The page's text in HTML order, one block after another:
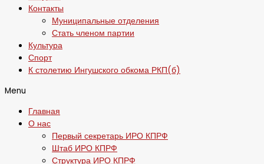
Контакты
Муниципальные отделения
Стать членом партии
Культура
Спорт
К столетию Ингушского обкома РКП(б)
Menu
Главная
О нас
Первый секретарь ИРО КПРФ
Штаб ИРО КПРФ
Структура ИРО КПРФ